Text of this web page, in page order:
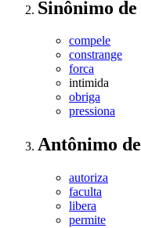
Sinônimo de
compele
constrange
forca
intimida
obriga
pressiona
Antônimo de
autoriza
faculta
libera
permite